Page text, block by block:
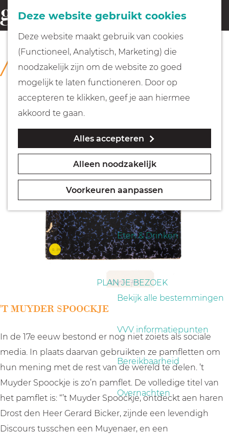
Deze website gebruikt cookies
Deze website maakt gebruik van cookies
(Functioneel, Analytisch, Marketing) die
noodzakelijk zijn om de website zo goed
mogelijk te laten functioneren. Door op
accepteren te klikken, geef je aan hiermee
akkoord te gaan.
Alles accepteren
Alleen noodzakelijk
Voorkeuren aanpassen
G
a
Fietsen
Wandelen
Geocachen
Naar het museum
Eten & Drinken
PLAN JE BEZOEK
Bekijk alle bestemmingen
VVV informatiepunten
Bereikbaarheid
Overnachten
o
e
k
e
n
COLLECTIE
Rijksmuseum Muiderslot
'T MUYDER SPOOCKJE
In de 17e eeuw bestond er nog niet zoiets als sociale
media. In plaats daarvan gebruikten ze pamfletten om
hun mening met de rest van de wereld te delen. ’t
Muyder Spoockje is zo’n pamflet. De volledige titel van
het pamflet is: “’t Muyder Spoockje, ontdeckt aen haren
Drost den Heer Gerard Bicker, zijnde een levendigh
Discours tusschen een Muyenaer, en een